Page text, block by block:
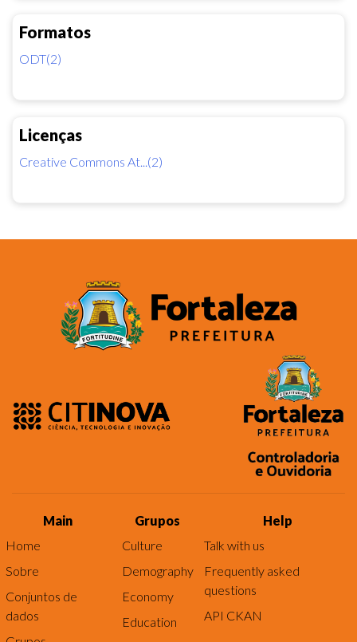
Formatos
ODT(2)
Licenças
Creative Commons At...(2)
Main
Home
Sobre
Conjuntos de
dados
Grupos
Culture
Demography
Economy
Education
Help
Talk with us
Frequently asked
questions
API CKAN